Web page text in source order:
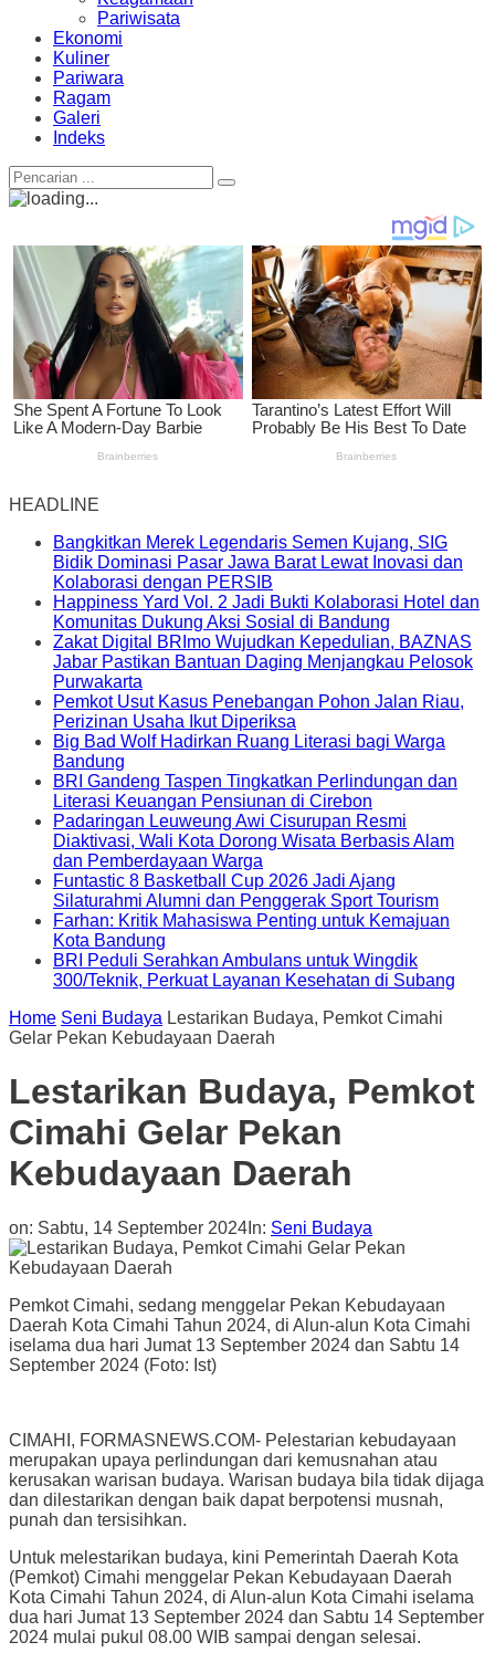
Pariwisata
Ekonomi
Kuliner
Pariwara
Ragam
Galeri
Indeks
HEADLINE
Bangkitkan Merek Legendaris Semen Kujang, SIG
Bidik Dominasi Pasar Jawa Barat Lewat Inovasi dan
Kolaborasi dengan PERSIB
Happiness Yard Vol. 2 Jadi Bukti Kolaborasi Hotel dan
Komunitas Dukung Aksi Sosial di Bandung
Zakat Digital BRImo Wujudkan Kepedulian, BAZNAS
Jabar Pastikan Bantuan Daging Menjangkau Pelosok
Purwakarta
Pemkot Usut Kasus Penebangan Pohon Jalan Riau,
Perizinan Usaha Ikut Diperiksa
Big Bad Wolf Hadirkan Ruang Literasi bagi Warga
Bandung
BRI Gandeng Taspen Tingkatkan Perlindungan dan
Literasi Keuangan Pensiunan di Cirebon
Padaringan Leuweung Awi Cisurupan Resmi
Diaktivasi, Wali Kota Dorong Wisata Berbasis Alam
dan Pemberdayaan Warga
Funtastic 8 Basketball Cup 2026 Jadi Ajang
Silaturahmi Alumni dan Penggerak Sport Tourism
Farhan: Kritik Mahasiswa Penting untuk Kemajuan
Kota Bandung
BRI Peduli Serahkan Ambulans untuk Wingdik
300/Teknik, Perkuat Layanan Kesehatan di Subang
Home Seni Budaya Lestarikan Budaya, Pemkot Cimahi
Gelar Pekan Kebudayaan Daerah
Lestarikan Budaya, Pemkot
Cimahi Gelar Pekan
Kebudayaan Daerah
on: Sabtu, 14 September 2024 In: Seni Budaya
Pemkot Cimahi, sedang menggelar Pekan Kebudayaan
Daerah Kota Cimahi Tahun 2024, di Alun-alun Kota Cimahi
iselama dua hari Jumat 13 September 2024 dan Sabtu 14
September 2024 (Foto: Ist)
CIMAHI, FORMASNEWS.COM- Pelestarian kebudayaan
merupakan upaya perlindungan dari kemusnahan atau
kerusakan warisan budaya. Warisan budaya bila tidak dijaga
dan dilestarikan dengan baik dapat berpotensi musnah,
punah dan tersisihkan.
Untuk melestarikan budaya, kini Pemerintah Daerah Kota
(Pemkot) Cimahi menggelar Pekan Kebudayaan Daerah
Kota Cimahi Tahun 2024, di Alun-alun Kota Cimahi iselama
dua hari Jumat 13 September 2024 dan Sabtu 14 September
2024 mulai pukul 08.00 WIB sampai dengan selesai.